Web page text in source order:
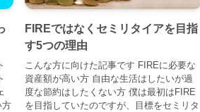
方
FIREではなくセミリタイアを目指
す5つの理由
こんな方に向けた記事です FIREに必要な
資産額が高い方 自由な生活はしたいが過
度な節約はしたくない方 僕は最初はFIRE
を目指していたのですが、目標をセミリタ